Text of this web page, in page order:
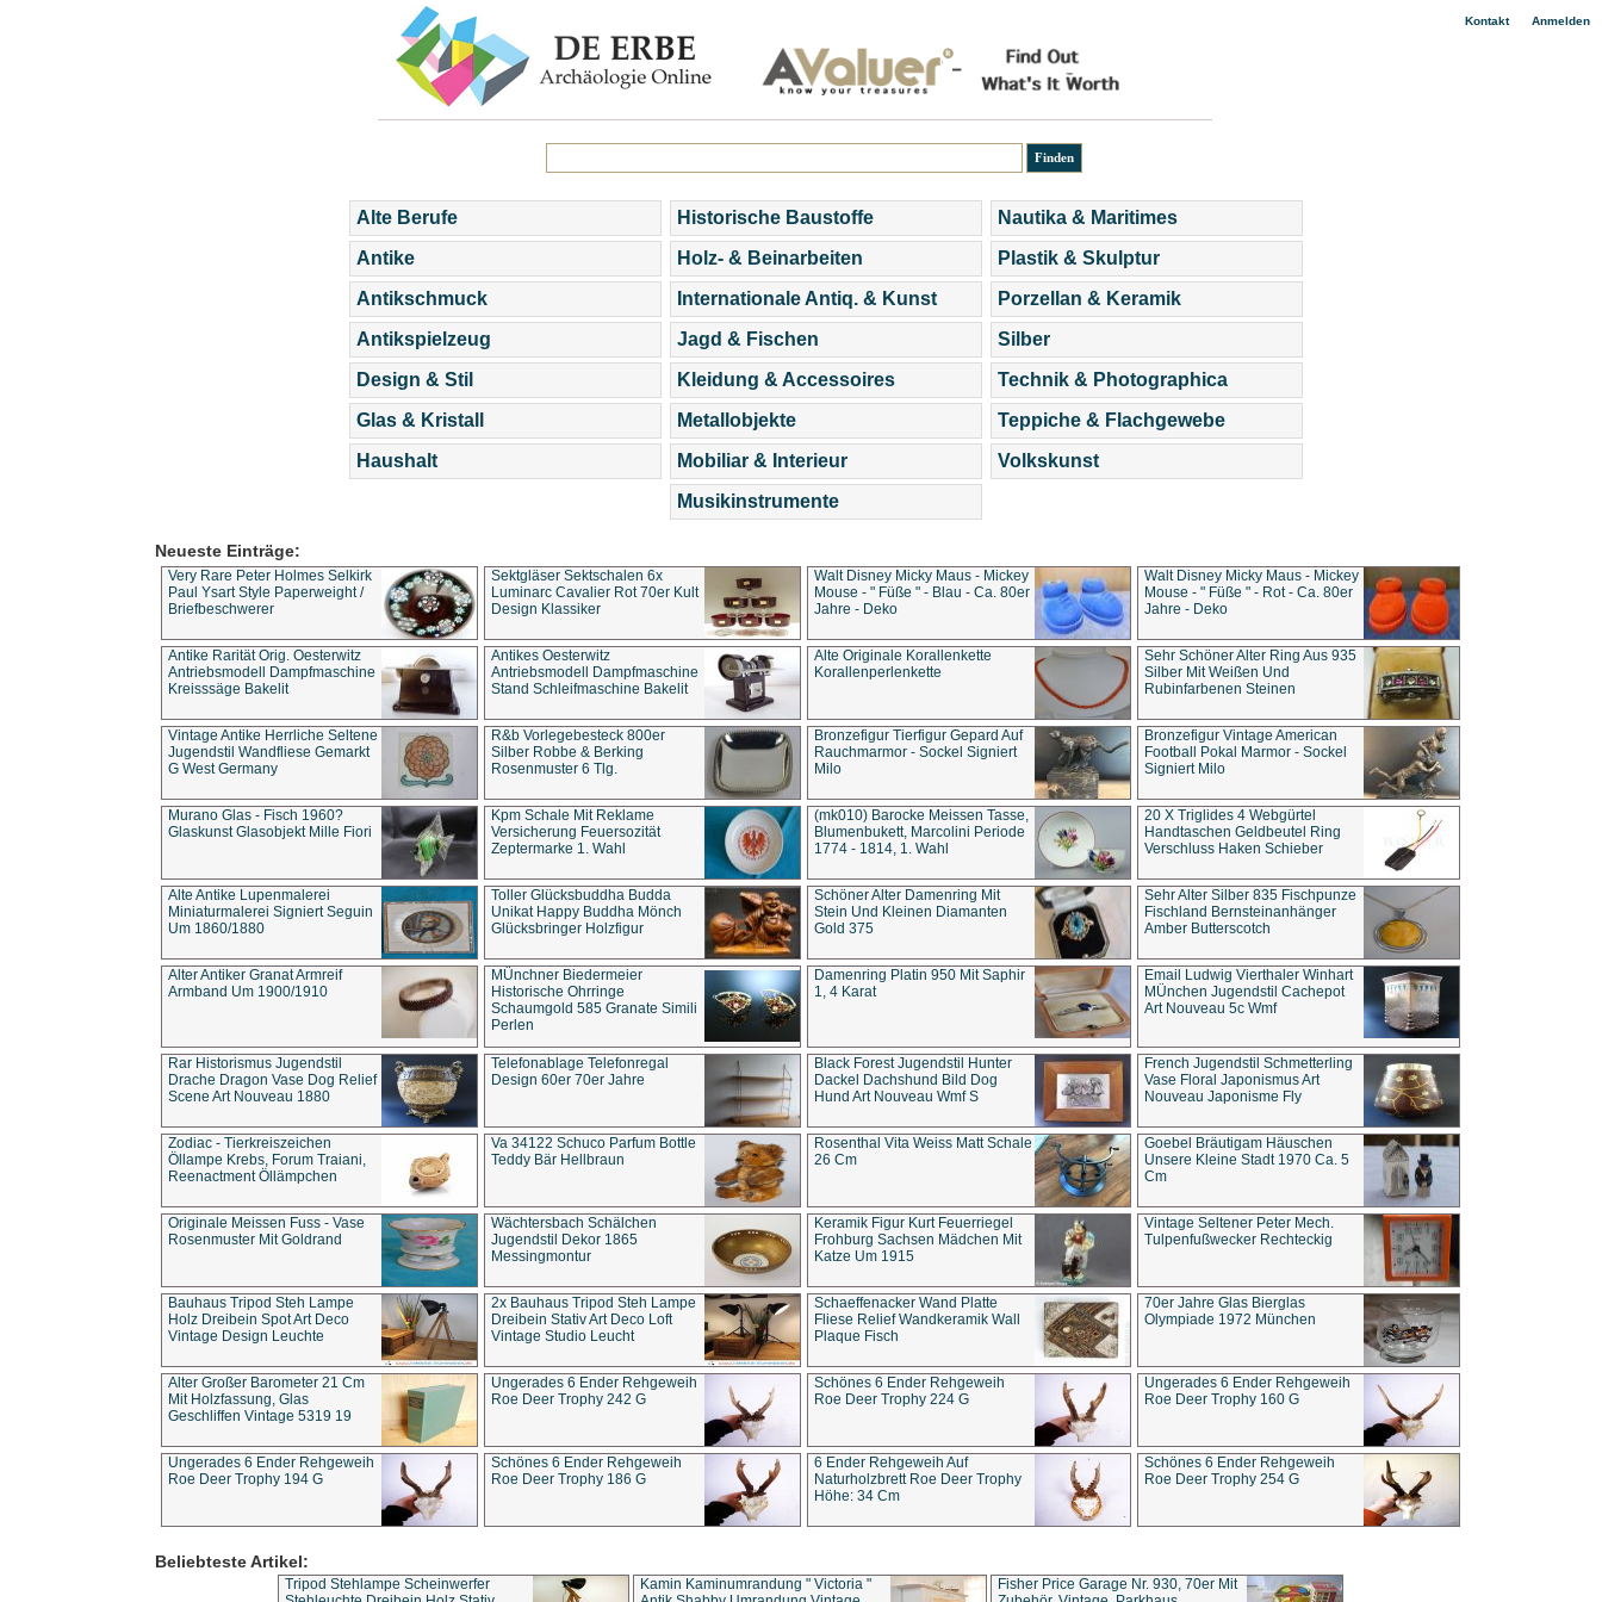
Kontakt| Anmelden
Alte Berufe
Antike
Antikschmuck
Antikspielzeug
Design & Stil
Glas & Kristall
Haushalt
Historische Baustoffe
Holz- & Beinarbeiten
Internationale Antiq. & Kunst
Jagd & Fischen
Kleidung & Accessoires
Metallobjekte
Mobiliar & Interieur
Musikinstrumente
Nautika & Maritimes
Plastik & Skulptur
Porzellan & Keramik
Silber
Technik & Photographica
Teppiche & Flachgewebe
Volkskunst
Neueste Einträge:
Very Rare Peter Holmes Selkirk
Paul Ysart Style Paperweight /
Briefbeschwerer
Sektgläser Sektschalen 6x
Luminarc Cavalier Rot 70er Kult
Design Klassiker
Walt Disney Micky Maus - Mickey
Mouse - " Füße " - Blau - Ca. 80er
Jahre - Deko
Walt Disney Micky Maus - Mickey
Mouse - " Füße " - Rot - Ca. 80er
Jahre - Deko
Antike Rarität Orig. Oesterwitz
Antriebsmodell Dampfmaschine
Kreisssäge Bakelit
Antikes Oesterwitz
Antriebsmodell Dampfmaschine
Stand Schleifmaschine Bakelit
Alte Originale Korallenkette
Korallenperlenkette
Sehr Schöner Alter Ring Aus 935
Silber Mit Weißen Und
Rubinfarbenen Steinen
Vintage Antike Herrliche Seltene
Jugendstil Wandfliese Gemarkt
G West Germany
R&b Vorlegebesteck 800er
Silber Robbe & Berking
Rosenmuster 6 Tlg.
Bronzefigur Tierfigur Gepard Auf
Rauchmarmor - Sockel Signiert
Milo
Bronzefigur Vintage American
Football Pokal Marmor - Sockel
Signiert Milo
Murano Glas - Fisch 1960?
Glaskunst Glasobjekt Mille Fiori
Kpm Schale Mit Reklame
Versicherung Feuersozität
Zeptermarke 1. Wahl
(mk010) Barocke Meissen Tasse,
Blumenbukett, Marcolini Periode
1774 - 1814, 1. Wahl
20 X Triglides 4 Webgürtel
Handtaschen Geldbeutel Ring
Verschluss Haken Schieber
Alte Antike Lupenmalerei
Miniaturmalerei Signiert Seguin
Um 1860/1880
Toller Glücksbuddha Budda
Unikat Happy Buddha Mönch
Glücksbringer Holzfigur
Schöner Alter Damenring Mit
Stein Und Kleinen Diamanten
Gold 375
Sehr Alter Silber 835 Fischpunze
Fischland Bernsteinanhänger
Amber Butterscotch
Alter Antiker Granat Armreif
Armband Um 1900/1910
MÜnchner Biedermeier
Historische Ohrringe
Schaumgold 585 Granate Simili
Perlen
Damenring Platin 950 Mit Saphir
1, 4 Karat
Email Ludwig Vierthaler Winhart
MÜnchen Jugendstil Cachepot
Art Nouveau 5c Wmf
Rar Historismus Jugendstil
Drache Dragon Vase Dog Relief
Scene Art Nouveau 1880
Telefonablage Telefonregal
Design 60er 70er Jahre
Black Forest Jugendstil Hunter
Dackel Dachshund Bild Dog
Hund Art Nouveau Wmf S
French Jugendstil Schmetterling
Vase Floral Japonismus Art
Nouveau Japonisme Fly
Zodiac - Tierkreiszeichen
Öllampe Krebs, Forum Traiani,
Reenactment Öllämpchen
Va 34122 Schuco Parfum Bottle
Teddy Bär Hellbraun
Rosenthal Vita Weiss Matt Schale
26 Cm
Goebel Bräutigam Häuschen
Unsere Kleine Stadt 1970 Ca. 5
Cm
Originale Meissen Fuss - Vase
Rosenmuster Mit Goldrand
Wächtersbach Schälchen
Jugendstil Dekor 1865
Messingmontur
Keramik Figur Kurt Feuerriegel
Frohburg Sachsen Mädchen Mit
Katze Um 1915
Vintage Seltener Peter Mech.
Tulpenfußwecker Rechteckig
Bauhaus Tripod Steh Lampe
Holz Dreibein Spot Art Deco
Vintage Design Leuchte
2x Bauhaus Tripod Steh Lampe
Dreibein Stativ Art Deco Loft
Vintage Studio Leucht
Schaeffenacker Wand Platte
Fliese Relief Wandkeramik Wall
Plaque Fisch
70er Jahre Glas Bierglas
Olympiade 1972 München
Alter Großer Barometer 21 Cm
Mit Holzfassung, Glas
Geschliffen Vintage 5319 19
Ungerades 6 Ender Rehgeweih
Roe Deer Trophy 242 G
Schönes 6 Ender Rehgeweih
Roe Deer Trophy 224 G
Ungerades 6 Ender Rehgeweih
Roe Deer Trophy 160 G
Ungerades 6 Ender Rehgeweih
Roe Deer Trophy 194 G
Schönes 6 Ender Rehgeweih
Roe Deer Trophy 186 G
6 Ender Rehgeweih Auf
Naturholzbrett Roe Deer Trophy
Höhe: 34 Cm
Schönes 6 Ender Rehgeweih
Roe Deer Trophy 254 G
Beliebteste Artikel:
Tripod Stehlampe Scheinwerfer
Kamin Kaminumrandung " Victoria "
Fisher Price Garage Nr. 930, 70er Mit